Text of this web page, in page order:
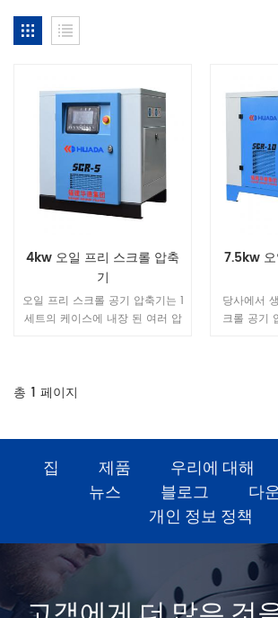
4kw 오일 프리 스크롤 압축
기
오일 프리 스크롤 공기 압축기는 1
세트의 케이스에 내장 된 여러 압
피하고 에너지 절약을 달성합니
7.5kw
당사에서
크롤 공기
총 1 페이지
집 제품 우리에 대해
뉴스
블로그
다
개인 정보 정책